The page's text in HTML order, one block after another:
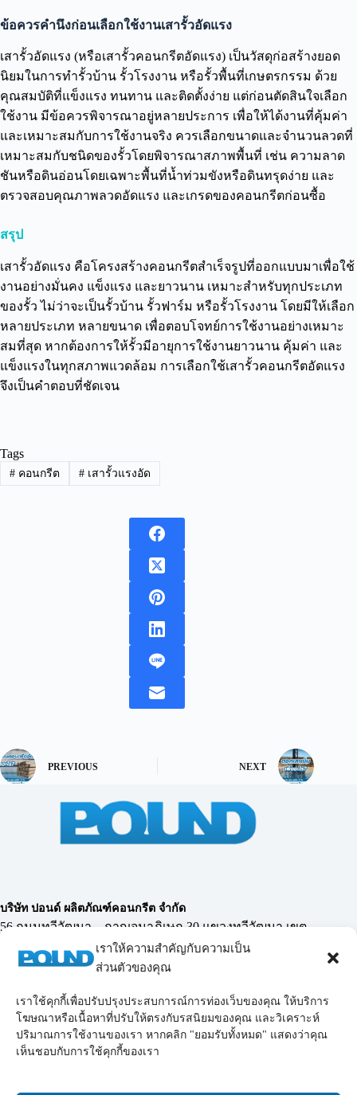
เราให้ความสำคัญกับความเป็น
ส่วนตัวของคุณ
เราใช้คุกกี้เพื่อปรับปรุงประสบการณ์การท่องเว็บของคุณ ให้บริการ
โฆษณาหรือเนื้อหาที่ปรับให้ตรงกับรสนิยมของคุณ และวิเคราะห์
ปริมาณการใช้งานของเรา หากคลิก "ยอมรับทั้งหมด" แสดงว่าคุณ
เห็นชอบกับการใช้คุกกี้ของเรา
ข้อควรคำนึงก่อนเลือกใช้งานเสารั้วอัดแรง
เสารั้วอัดแรง (หรือเสารั้วคอนกรีตอัดแรง) เป็นวัสดุก่อสร้างยอด
นิยมในการทำรั้วบ้าน รั้วโรงงาน หรือรั้วพื้นที่เกษตรกรรม ด้วย
คุณสมบัติที่แข็งแรง ทนทาน และติดตั้งง่าย แต่ก่อนตัดสินใจเลือก
ใช้งาน มีข้อควรพิจารณาอยู่หลายประการ เพื่อให้ได้งานที่คุ้มค่า
และเหมาะสมกับการใช้งานจริง ควรเลือกขนาดและจำนวนลวดที่
เหมาะสมกับชนิดของรั้วโดยพิจารณาสภาพพื้นที่ เช่น ความลาด
ชันหรือดินอ่อนโดยเฉพาะพื้นที่น้ำท่วมขังหรือดินทรุดง่าย และ
ตรวจสอบคุณภาพลวดอัดแรง และเกรดของคอนกรีตก่อนซื้อ
สรุป
เสารั้วอัดแรง คือโครงสร้างคอนกรีตสำเร็จรูปที่ออกแบบมาเพื่อใช้
งานอย่างมั่นคง แข็งแรง และยาวนาน เหมาะสำหรับทุกประเภท
ของรั้ว ไม่ว่าจะเป็นรั้วบ้าน รั้วฟาร์ม หรือรั้วโรงงาน โดยมีให้เลือก
หลายประเภท หลายขนาด เพื่อตอบโจทย์การใช้งานอย่างเหมาะ
สมที่สุด หากต้องการให้รั้วมีอายุการใช้งานยาวนาน คุ้มค่า และ
แข็งแรงในทุกสภาพแวดล้อม การเลือกใช้เสารั้วคอนกรีตอัดแรง
จึงเป็นคำตอบที่ชัดเจน
Tags
#คอนกรีต #เสารั้วแรงอัด
PREVIOUS NEXT
บริษัท ปอนด์ ผลิตภัณฑ์คอนกรีต จำกัด
56 ถนนทวีวัฒนา – กาญจนาภิเษก 30 แขวงทวีวัฒนา เขต
ทวีวัฒนา กรุงเทพฯ 10170
โทรศัพท์ :02-119-0855-69, 098-228-9878
Email :poundconcrete_2006@yahoo.co.th
poundconcrete_2006@hotmail.com
LINE :
chairit55
LINE :@poundconcrete